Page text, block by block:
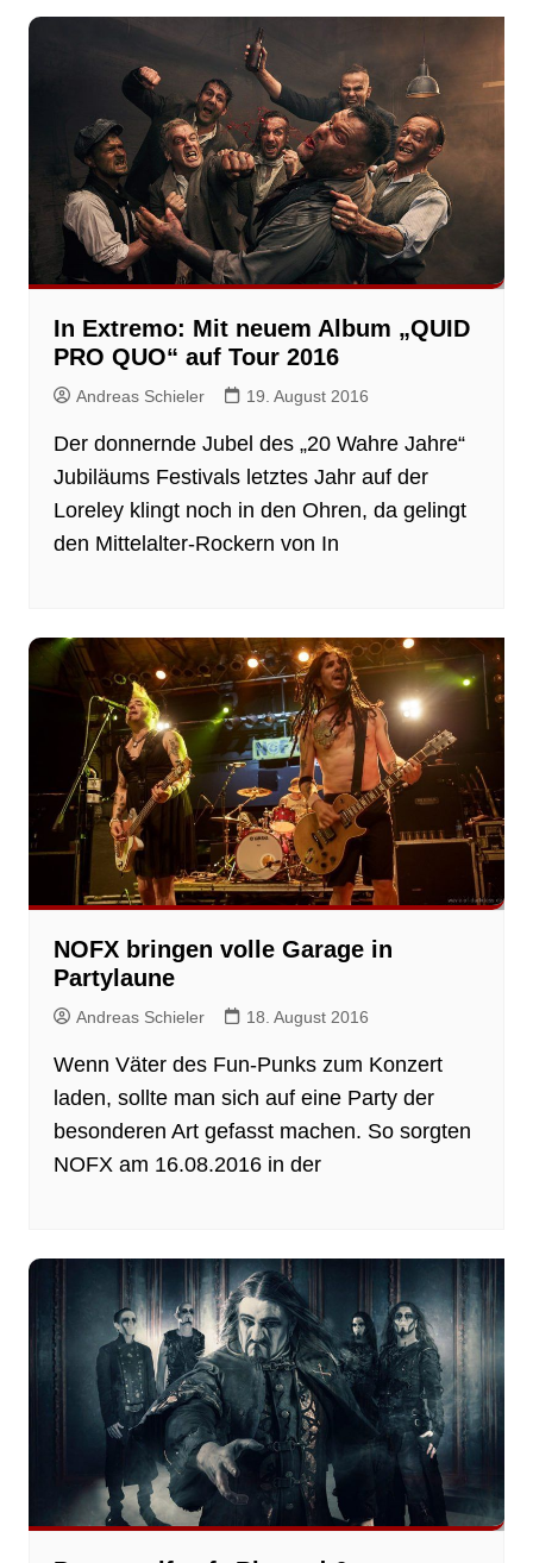
In Extremo: Mit neuem Album „QUID
PRO QUO“ auf Tour 2016
Andreas Schieler 19. August 2016
Der donnernde Jubel des „20 Wahre Jahre“
Jubiläums Festivals letztes Jahr auf der
Loreley klingt noch in den Ohren, da gelingt
den Mittelalter-Rockern von In
NOFX bringen volle Garage in
Partylaune
Andreas Schieler 18. August 2016
Wenn Väter des Fun-Punks zum Konzert
laden, sollte man sich auf eine Party der
besonderen Art gefasst machen. So sorgten
NOFX am 16.08.2016 in der